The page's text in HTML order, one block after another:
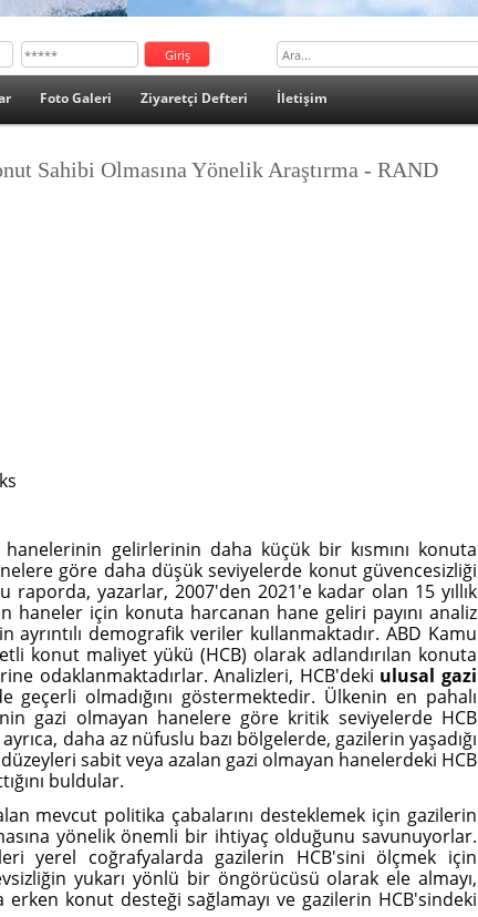
Foto Galeri Ziyaretçi Defteri İletişim
Sahibi Olmasına Yönelik Araştırma - RAND
gelirlerinin daha küçük bir kısmını konuta
göre daha düşük seviyelerde konut güvencesizliği
raporda, yazarlar, 2007'den 2021'e kadar olan 15 yıllık
haneler için konuta harcanan hane geliri payını analiz
demografik veriler kullanmaktadır. ABD Kamu
konut maliyet yükü (HCB) olarak adlandırılan konuta
odaklanmaktadırlar. Analizleri, HCB'deki ulusal gazi
olmadığını göstermektedir. Ülkenin en pahalı
gazi olmayan hanelere göre kritik seviyelerde HCB
daha az nüfuslu bazı bölgelerde, gazilerin yaşadığı
sabit veya azalan gazi olmayan hanelerdeki HCB
buldular.
mevcut politika çabalarını desteklemek için gazilerin
yönelik önemli bir ihtiyaç olduğunu savunuyorlar.
yerel coğrafyalarda gazilerin HCB'sini ölçmek için
yukarı yönlü bir öngörücüsü olarak ele almayı,
konut desteği sağlamayı ve gazilerin HCB'sindeki